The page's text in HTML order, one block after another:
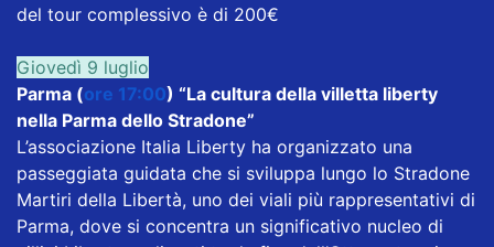
del tour complessivo è di 200€
Giovedì 9 luglio
Parma (ore 17:00) “La cultura della villetta liberty
nella Parma dello Stradone”
L’associazione Italia Liberty ha organizzato una
passeggiata guidata che si sviluppa lungo lo Stradone
Martiri della Libertà, uno dei viali più rappresentativi di
Parma, dove si concentra un significativo nucleo di